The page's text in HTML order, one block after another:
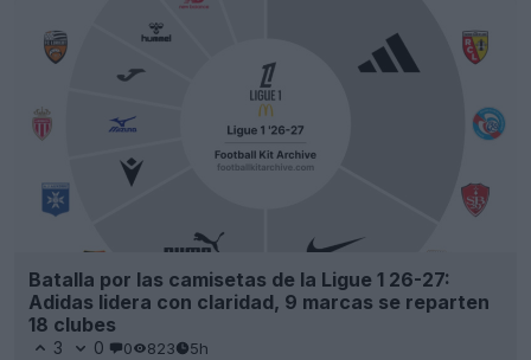
Batalla por las camisetas de la Ligue 1 26-27:
Adidas lidera con claridad, 9 marcas se reparten
18 clubes
3 0 0 823 5h